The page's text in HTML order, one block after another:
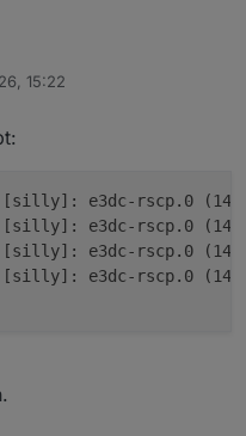
mit voller Leistung auf
15:22
6.4.2026, 16:56:15.098	[silly]:
6.4.2026, 16:56:15.142	[silly]:
6.4.2026, 16:56:21.098	[silly]:
6.4.2026, 16:56:21.141	[silly]: